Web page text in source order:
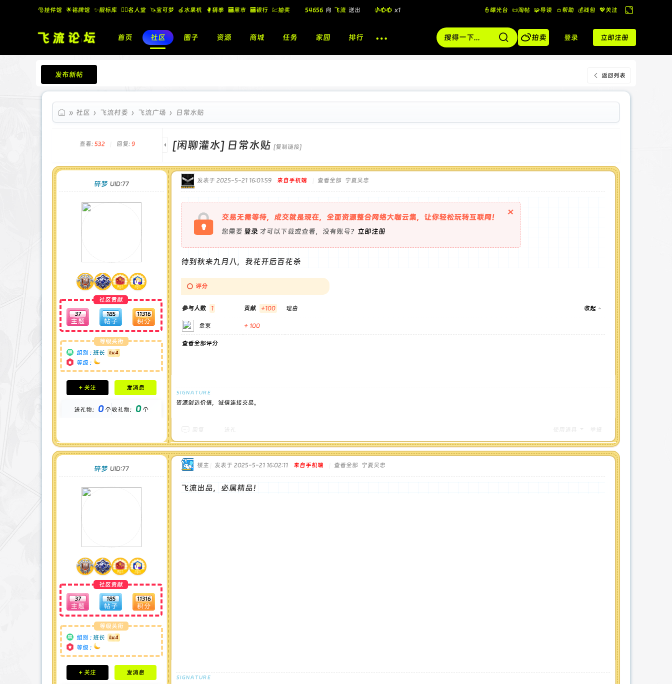
🎅挂件馆 🌟铭牌馆 ✨️靓标库 🧚‍♂️名人堂 🦄宝可梦 🍎水果机 🥊猜拳 🏧黑市 🏧银行 💹抽奖 54656 向 飞流 送出 小心心 x1
飞流 向 北 酷盖墨镜
👮曝光台 📜淘帖 🧩导读 👛帮助 💰️钱包 💖关注
换
到
宽
版
首页 社区 圈子 资源 商城 任务 家园 排行 拍卖 登录 立即注册
返回列表
发布新帖
飞流论坛
» 社区 › 飞流村委 › 飞流广场 › 日常水贴
查看: 532 回复: 9 [闲聊灌水] 日常水贴 [复制链接]
碎梦 UID:77
社区贡献
37 185 11316
等级头衔
组别 : 班长
等级 :
积分成就
钻石 : 0 颗
金币 : 0 枚
+ 关注 发消息
送礼物： 0个收礼物： 0个
发表于 2025-5-21 16:01:59 来自手机端 查看全部 宁夏吴忠
交易无需等待，成交就是现在，全面资源整合网络大咖云集，让你轻松玩转互联网！
您需要 登录 才可以下载或查看，没有账号？ 立即注册
×
待到秋来九月八，我花开后百花杀
评分
参与人数 1 贡献 +100 收起
理由
金東 + 100
查看全部评分
资源创造价值，诚信连接交易。
碎梦 UID:77
社区贡献
37 185 11316
等级头衔
组别 : 班长
等级 :
积分成就
钻石 : 0 颗
+ 关注 发消息
楼主 发表于 2025-5-21 16:02:11 来自手机端 查看全部 宁夏吴忠
飞流出品，必属精品！